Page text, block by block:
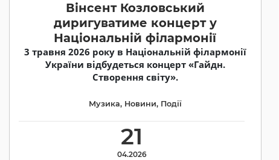
Вінсент Козловський
диригуватиме концерт у
Національній філармонії
3 травня 2026 року в Національній філармонії
України відбудеться концерт «Гайдн.
Створення світу».
21
04.2026
Музика, Новини, Події